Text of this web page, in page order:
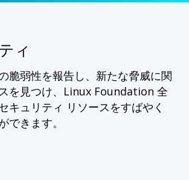
ィ
脆弱性を報告し、新たな脅威に関
を見つけ、Linux Foundation 全
キュリティ リソースをすばやく
できます。